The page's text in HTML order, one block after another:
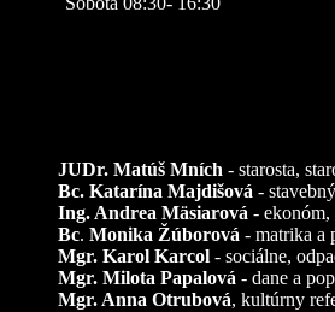
JUDr. Matúš Mních - starosta,
Bc. Katarína Majdišová -
Ing. Andrea Mäsiarová - ekonóm,
Bc. Monika Žúborová - matrika a
Mgr. Karol Karcol - sociálne,
Mgr. Milota Papalová - dane a
Mgr. Anna Otrubová, kultúrny